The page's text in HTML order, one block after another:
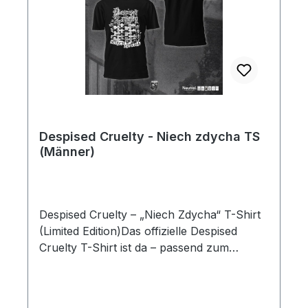
Despised Cruelty - Niech zdycha TS
(Männer)
Despised Cruelty – „Niech Zdycha“ T-Shirt
(Limited Edition)Das offizielle Despised
Cruelty T-Shirt ist da – passend zum